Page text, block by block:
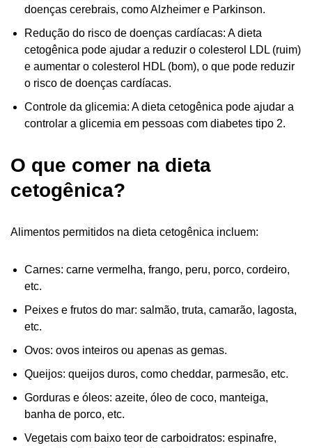
doenças cerebrais, como Alzheimer e Parkinson.
Redução do risco de doenças cardíacas: A dieta
cetogênica pode ajudar a reduzir o colesterol LDL (ruim)
e aumentar o colesterol HDL (bom), o que pode reduzir
o risco de doenças cardíacas.
Controle da glicemia: A dieta cetogênica pode ajudar a
controlar a glicemia em pessoas com diabetes tipo 2.
O que comer na dieta
cetogênica?
Alimentos permitidos na dieta cetogênica incluem:
Carnes: carne vermelha, frango, peru, porco, cordeiro,
etc.
Peixes e frutos do mar: salmão, truta, camarão, lagosta,
etc.
Ovos: ovos inteiros ou apenas as gemas.
Queijos: queijos duros, como cheddar, parmesão, etc.
Gorduras e óleos: azeite, óleo de coco, manteiga,
banha de porco, etc.
Vegetais com baixo teor de carboidratos: espinafre,